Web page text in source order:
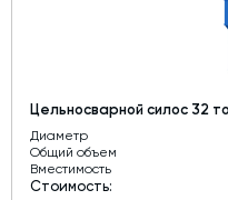
Цельносварной силос 32
Диаметр
Общий объем
Вместимость
Стоимость: